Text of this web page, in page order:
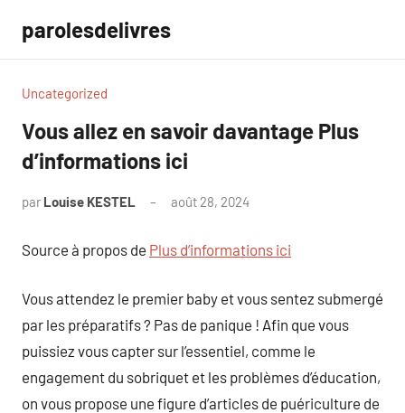
contenu
parolesdelivres
Uncategorized
Vous allez en savoir davantage Plus
d’informations ici
par Louise KESTEL août 28, 2024
Source à propos de Plus d’informations ici
Vous attendez le premier baby et vous sentez submergé
par les préparatifs ? Pas de panique ! Afin que vous
puissiez vous capter sur l’essentiel, comme le
engagement du sobriquet et les problèmes d’éducation,
on vous propose une figure d’articles de puériculture de